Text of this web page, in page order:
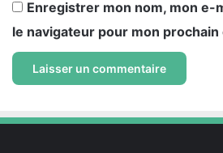
Enregistrer mon nom, mon e-
le navigateur pour mon